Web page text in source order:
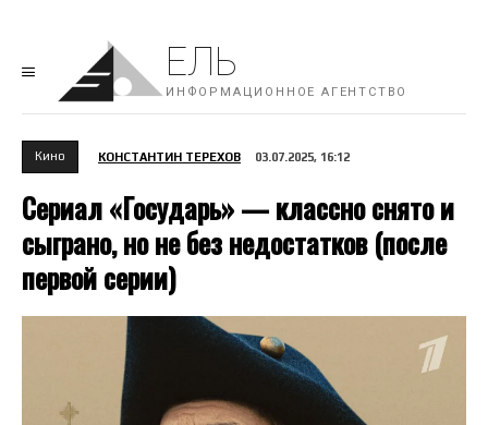
ЕЛЬ
ИНФОРМАЦИОННОЕ АГЕНТСТВО
Кино КОНСТАНТИН ТЕРЕХОВ 03.07.2025, 16:12
Сериал «Государь» — классно снято и
сыграно, но не без недостатков (после
первой серии)